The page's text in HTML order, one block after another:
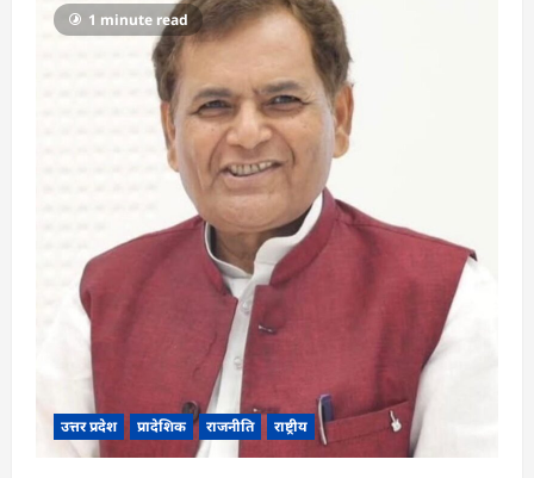
1 minute read
उत्तर प्रदेश प्रादेशिक राजनीति राष्ट्रीय